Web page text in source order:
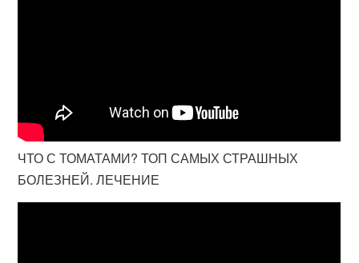
ЧТО С ТОМАТАМИ? ТОП САМЫХ СТРАШНЫХ
БОЛЕЗНЕЙ. ЛЕЧЕНИЕ